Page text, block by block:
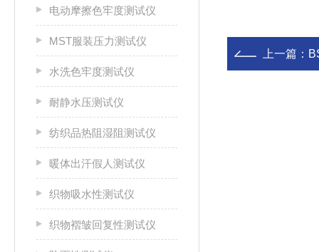
电动摩擦色牢度测试仪
MST服装压力测试仪
水洗色牢度测试仪
耐静水压测试仪
纺织品热阻湿阻测试仪
暖体出汗假人测试仪
织物吸水性测试仪
织物褶皱回复性测试仪
上一篇：